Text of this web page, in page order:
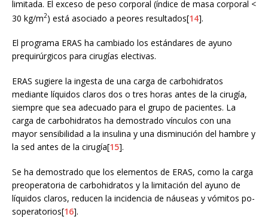
limitada. El exceso de peso corporal (índice de masa corporal <
30 kg/m2) está asociado a peores resultados[14].
El programa ERAS ha cambiado los estándares de ayuno
prequirúrgicos para cirugías electivas.
ERAS sugiere la ingesta de una carga de carbohidratos
mediante líquidos claros dos o tres horas antes de la cirugía,
siempre que sea adecuado para el grupo de pacientes. La
carga de carbohidratos ha demostrado vínculos con una
mayor sensibilidad a la insulina y una disminución del hambre y
la sed antes de la cirugía[15].
Se ha demostrado que los elementos de ERAS, como la carga
preoperatoria de carbohidratos y la limitación del ayuno de
líquidos claros, reducen la incidencia de náuseas y vómitos po-
soperatorios[16].